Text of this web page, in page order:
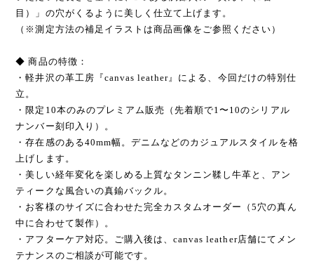
目）」の穴がくるように美しく仕立て上げます。
（※測定方法の補足イラストは商品画像をご参照ください）
◆ 商品の特徴：
・軽井沢の革工房『canvas leather』による、今回だけの特別仕
立。
・限定10本のみのプレミアム販売（先着順で1〜10のシリアル
ナンバー刻印入り）。
・存在感のある40mm幅。デニムなどのカジュアルスタイルを格
上げします。
・美しい経年変化を楽しめる上質なタンニン鞣し牛革と、アン
ティークな風合いの真鍮バックル。
・お客様のサイズに合わせた完全カスタムオーダー（5穴の真ん
中に合わせて製作）。
・アフターケア対応。ご購入後は、canvas leather店舗にてメン
テナンスのご相談が可能です。